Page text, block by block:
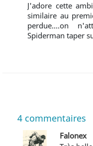
J'adore cette
similaire au
perdue....on
Spiderman taper
4 commentaires
Falonex